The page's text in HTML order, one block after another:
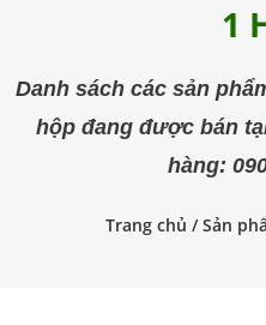
1
Danh sách các sản
hộp đang được bán
hàng:
Trang chủ / Sản